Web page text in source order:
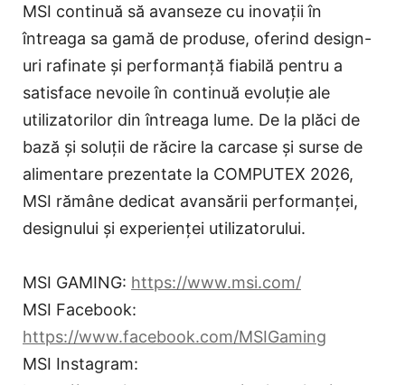
MSI continuă să avanseze cu inovații în
întreaga sa gamă de produse, oferind design-
uri rafinate și performanță fiabilă pentru a
satisface nevoile în continuă evoluție ale
utilizatorilor din întreaga lume. De la plăci de
bază și soluții de răcire la carcase și surse de
alimentare prezentate la COMPUTEX 2026,
MSI rămâne dedicat avansării performanței,
designului și experienței utilizatorului.
MSI GAMING: https://www.msi.com/
MSI Facebook:
https://www.facebook.com/MSIGaming
MSI Instagram: